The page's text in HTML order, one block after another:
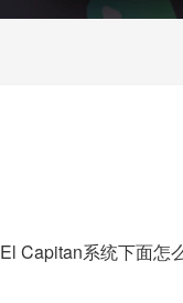
El Capitan系统下面怎